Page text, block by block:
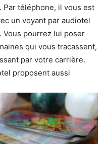
. Par téléphone, il vous est
un voyant par audiotel
Vous pourrez lui poser
qui vous tracassent,
par votre carrière.
proposent aussi